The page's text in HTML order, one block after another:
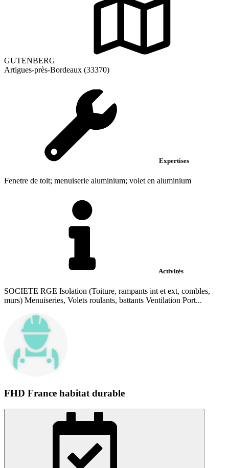
GUTENBERG
Artigues-près-Bordeaux (33370)
Expertises
Fenetre de toit; menuiserie aluminium; volet en aluminium
Activités
SOCIETE RGE Isolation (Toiture, rampants int et ext, combles,
murs) Menuiseries, Volets roulants, battants Ventilation Port...
FHD France habitat durable